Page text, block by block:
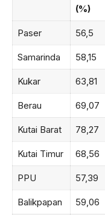
(%)
Paser 56,5
Samarinda 58,15
Kukar 63,81
Berau 69,07
Kutai Barat 78,27
Kutai Timur 68,56
PPU 57,39
Balikpapan 59,06